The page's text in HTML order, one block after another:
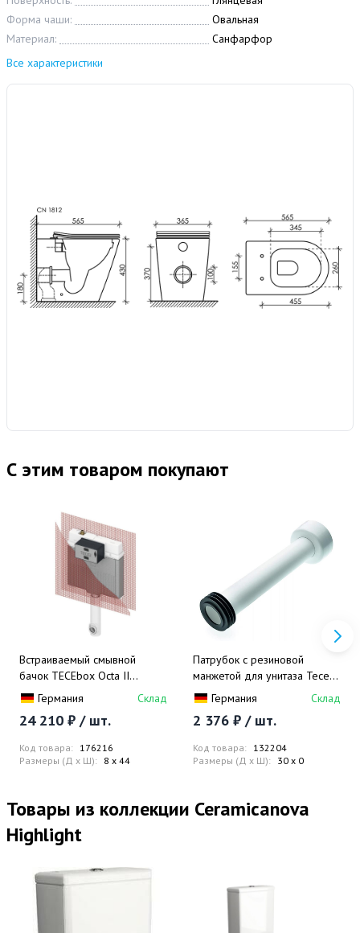
Форма чаши:
Овальная
Материал:
Санфарфор
Все характеристики
С этим товаром покупают
Встраиваемый смывной
бачок TECEbox Octa II
9370500Германия Склад
24 210 ₽ / шт.
Код товара: 176216
Размеры (Д x Ш): 8 x 44
Патрубок с резиновой
манжетой для унитаза Tece
TECEbox 9221011
Германия Склад
2 376 ₽ / шт.
Код товара: 132204
Размеры (Д x Ш): 30 x 0
Товары из коллекции Ceramicanova
Highlight